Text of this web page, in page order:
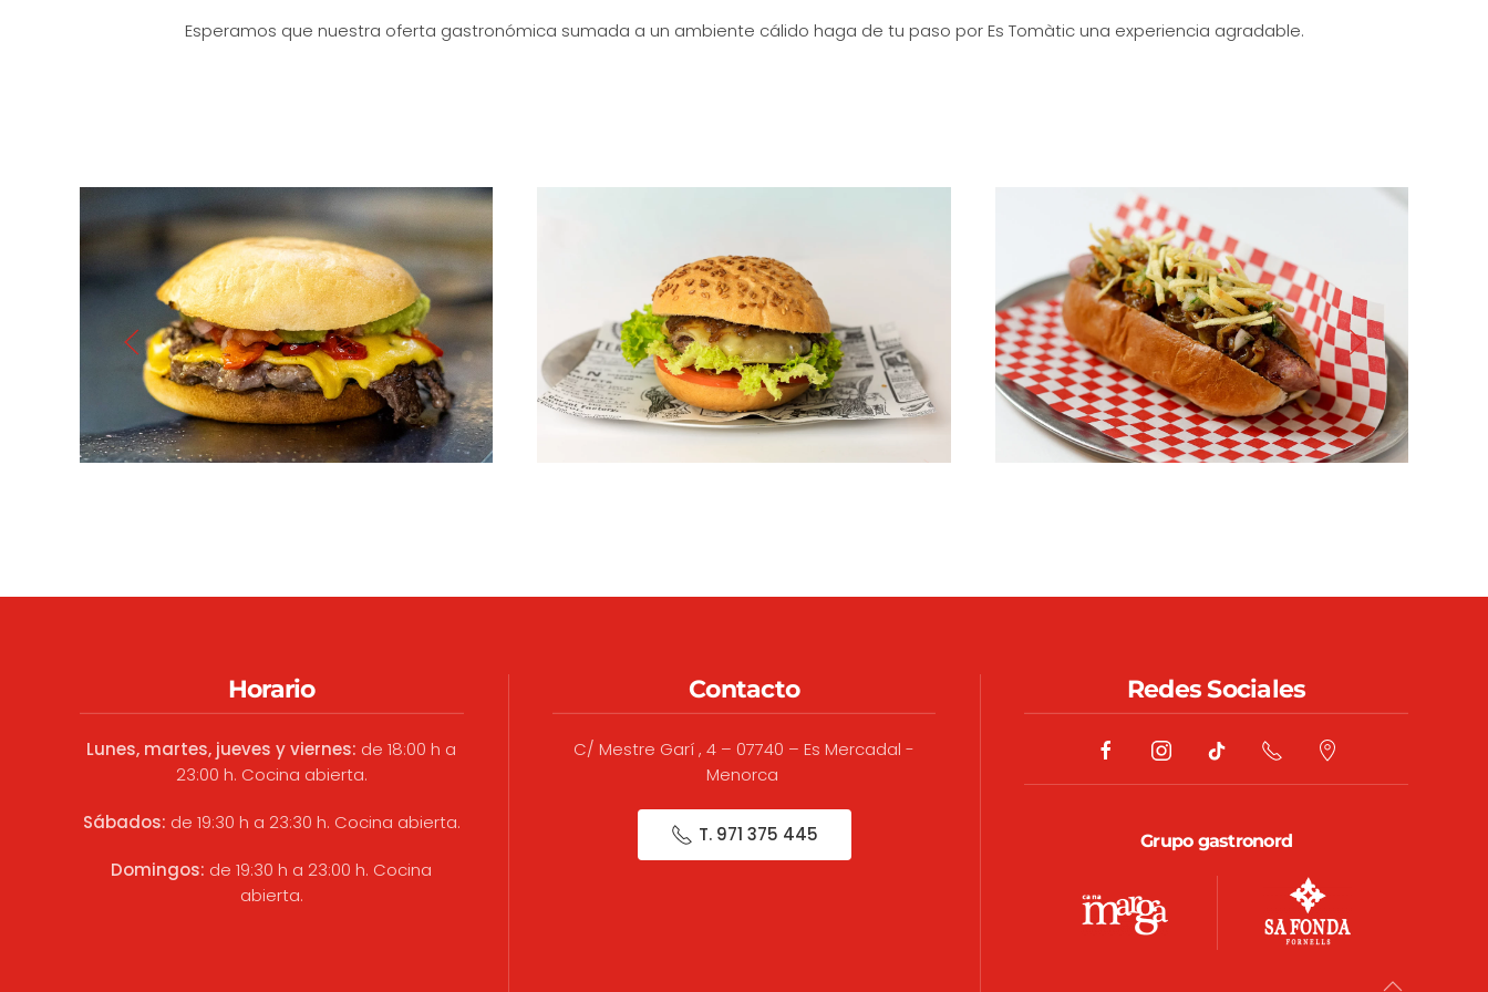
Esperamos que nuestra oferta gastronómica sumada a un ambiente cálido haga de tu paso por Es Tomàtic una experiencia agradable.
Horario
Lunes, martes, jueves y viernes: de 18:00 h a
23:00 h. Cocina abierta.
Sábados: de 19:30 h a 23:30 h. Cocina abierta.
Domingos: de 19:30 h a 23:00 h. Cocina
abierta.
Contacto
C/ Mestre Garí , 4 – 07740 – Es Mercadal -
Menorca
T. 971 375 445
Redes Sociales
Grupo gastronord